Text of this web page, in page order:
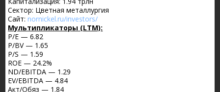
Сектор: Цветная металлургия
Сайт:nornickel.ru/investors/
Мультипликаторы (LTM):
P/E — 6.82
P/BV — 1.65
P/S — 1.59
ROE — 24.2%
ND/EBITDA — 1.29
EV/EBITDA — 4.84
Акт/Обяз — 1.84